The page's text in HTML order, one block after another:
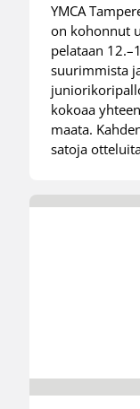
YMCA
on kohonnut
pelataan
suurimmista
kokoaa
maata.
satoja